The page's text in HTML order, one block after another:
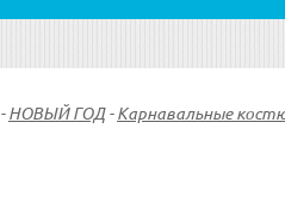
- НОВЫЙ ГОД - Карнавальные